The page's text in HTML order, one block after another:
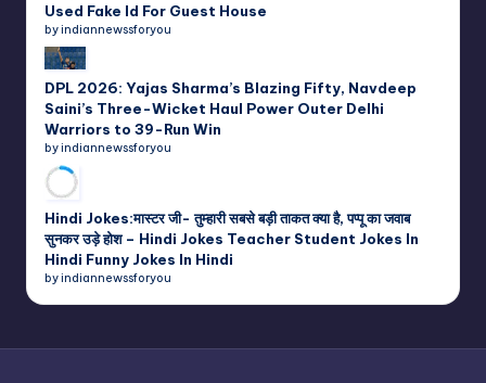
Used Fake Id For Guest House
by indiannewssforyou
DPL 2026: Yajas Sharma’s Blazing Fifty, Navdeep
Saini’s Three-Wicket Haul Power Outer Delhi
Warriors to 39-Run Win
by indiannewssforyou
Hindi Jokes:मास्टर जी- तुम्हारी सबसे बड़ी ताकत क्या है, पप्पू का जवाब
सुनकर उड़े होश – Hindi Jokes Teacher Student Jokes In
Hindi Funny Jokes In Hindi
by indiannewssforyou